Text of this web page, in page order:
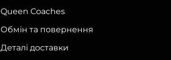
Queen Coaches
Обмін та повернення
Деталі доставки